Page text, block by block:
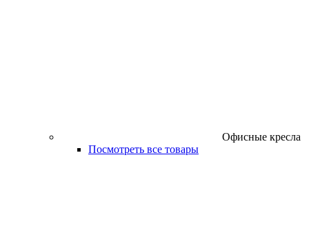
Офисные кресла
Посмотреть все товары